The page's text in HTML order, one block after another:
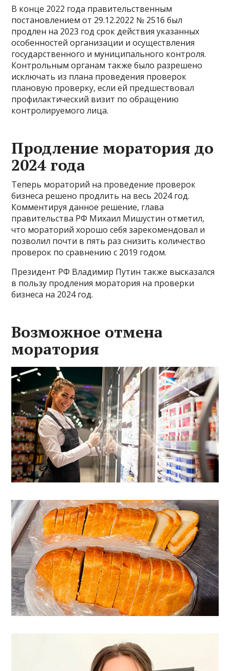
В конце 2022 года правительственным
постановлением от 29.12.2022 № 2516 был
продлен на 2023 год срок действия указанных
особенностей организации и осуществления
государственного и муниципального контроля.
Контрольным органам также было разрешено
исключать из плана проведения проверок
плановую проверку, если ей предшествовал
профилактический визит по обращению
контролируемого лица.
Продление моратория до
2024 года
Теперь мораторий на проведение проверок
бизнеса решено продлить на весь 2024 год.
Комментируя данное решение, глава
правительства РФ Михаил Мишустин отметил,
что мораторий хорошо себя зарекомендовал и
позволил почти в пять раз снизить количество
проверок по сравнению с 2019 годом.
Президент РФ Владимир Путин также высказался
в пользу продления моратория на проверки
бизнеса на 2024 год.
Возможное отмена
моратория